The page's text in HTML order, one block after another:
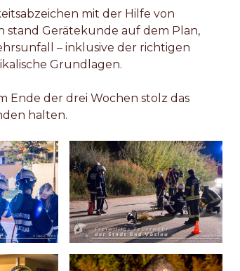
mit der Hilfe von
Gerätekunde auf dem Plan,
– inklusive der richtigen
Grundlagen.
Ende der drei Wochen stolz das
halten.